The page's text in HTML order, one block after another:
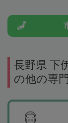
長野県 下
の他の専